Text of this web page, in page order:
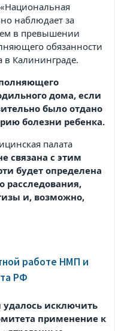
наблюдает за
в превышении
обязанности
в Калининграде.
дома, если
было отдано
болезни ребенка.
палата
связана с этим
будет определена
расследования,
и, возможно,
работе НМП и
РФ
удалось исключить
применение к